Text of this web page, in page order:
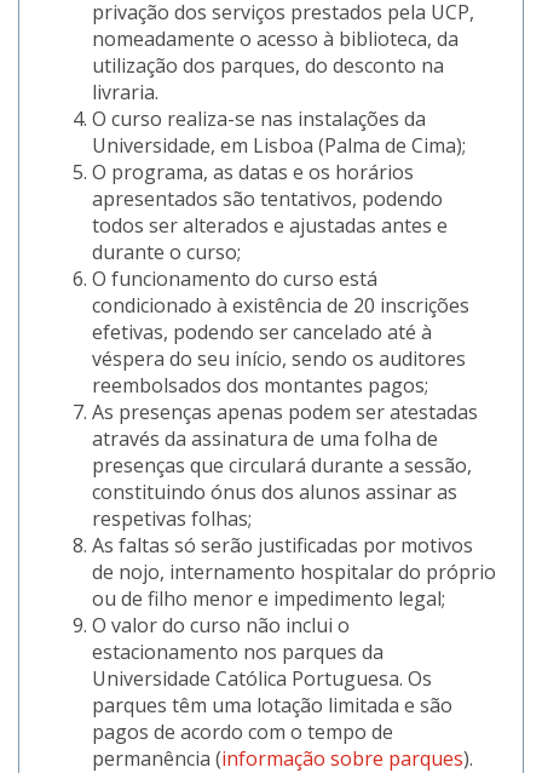
privação dos serviços prestados pela UCP,
nomeadamente o acesso à biblioteca, da
utilização dos parques, do desconto na
livraria.
O curso realiza-se nas instalações da
Universidade, em Lisboa (Palma de Cima);
O programa, as datas e os horários
apresentados são tentativos, podendo
todos ser alterados e ajustadas antes e
durante o curso;
O funcionamento do curso está
condicionado à existência de 20 inscrições
efetivas, podendo ser cancelado até à
véspera do seu início, sendo os auditores
reembolsados dos montantes pagos;
As presenças apenas podem ser atestadas
através da assinatura de uma folha de
presenças que circulará durante a sessão,
constituindo ónus dos alunos assinar as
respetivas folhas;
As faltas só serão justificadas por motivos
de nojo, internamento hospitalar do próprio
ou de filho menor e impedimento legal;
O valor do curso não inclui o
estacionamento nos parques da
Universidade Católica Portuguesa. Os
parques têm uma lotação limitada e são
pagos de acordo com o tempo de
permanência (informação sobre parques).